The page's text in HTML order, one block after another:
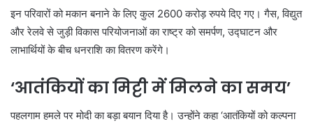
इन परिवारों को मकान बनाने के लिए कुल 2600 करोड़ रुपये दिए गए। गैस, विद्युत
और रेलवे से जुड़ी विकास परियोजनाओं का राष्ट्र को समर्पण, उद्घाटन और
लाभार्थियों के बीच धनराशि का वितरण करेंगे।
‘आतंकियों का मिट्टी में मिलने का समय’
पहलगाम हमले पर मोदी का बड़ा बयान दिया है। उन्होंने कहा ‘आतंकियों को कल्पना